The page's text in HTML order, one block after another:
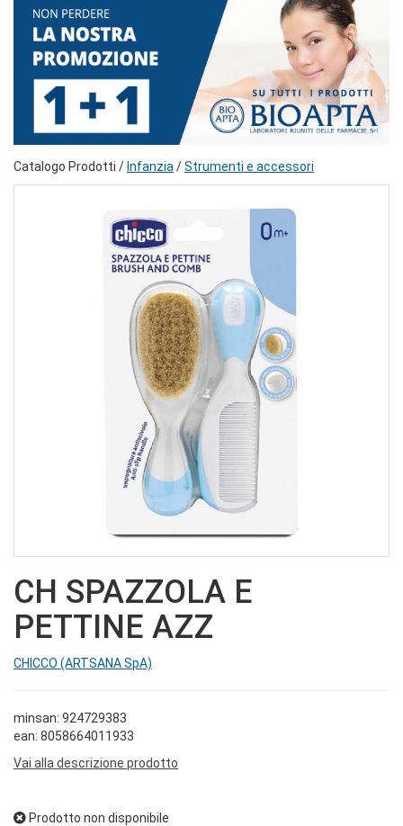
Catalogo Prodotti /Infanzia /Strumenti e accessori
CH SPAZZOLA E
PETTINE AZZ
CHICCO (ARTSANA SpA)
minsan: 924729383
ean: 8058664011933
Vai alla descrizione prodotto
Prodotto non disponibile